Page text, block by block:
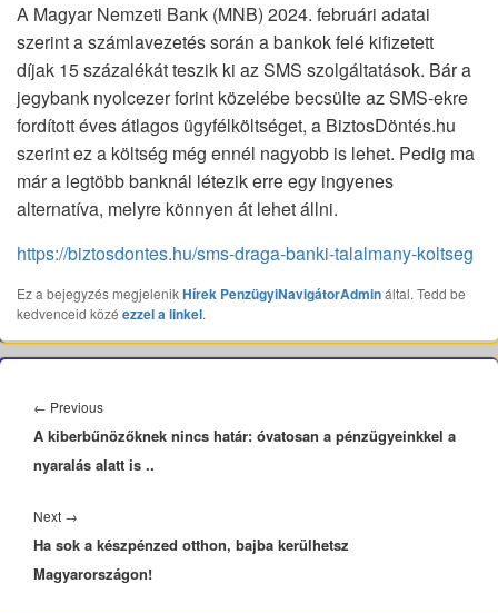
A Magyar Nemzeti Bank (MNB) 2024. februári adatai
szerint a számlavezetés során a bankok felé kifizetett
díjak 15 százalékát teszik ki az SMS szolgáltatások. Bár a
jegybank nyolcezer forint közelébe becsülte az SMS-ekre
fordított éves átlagos ügyfélköltséget, a BiztosDöntés.hu
szerint ez a költség még ennél nagyobb is lehet. Pedig ma
már a legtöbb banknál létezik erre egy ingyenes
alternatíva, melyre könnyen át lehet állni.
https://biztosdontes.hu/sms-draga-banki-talalmany-koltseg
Ez a bejegyzés megjelenikHírek PenzügyiNavigátorAdmináltal. Tedd be
kedvenceid közé ezzel a linkel.
navigáció
← PreviousPrevious
post:
A kiberbűnözőknek nincs határ: óvatosan a pénzügyeinkkel a
nyaralás alatt is ..
Next →
post:
Ha sok a készpénzed otthon, bajba kerülhetsz
Magyarországon!